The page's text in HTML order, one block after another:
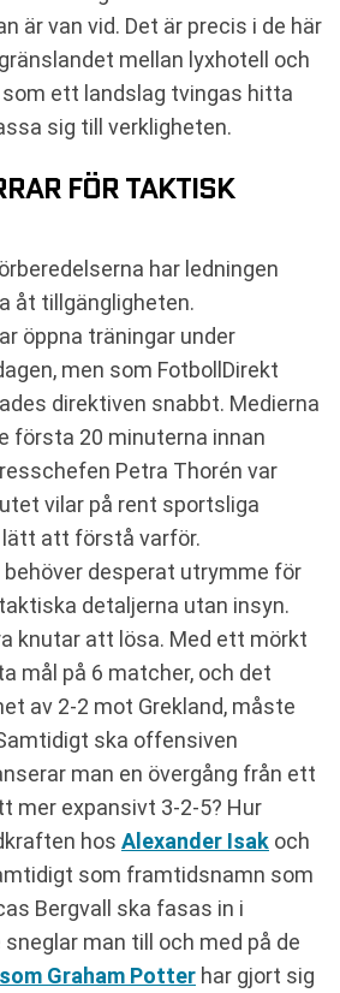
är van vid. Det är precis i de här
mellan lyxhotell och
ett landslag tvingas hitta
sig till verkligheten.
FÖR TAKTISK
har ledningen
åt tillgängligheten.
öppna träningar under
men som FotbollDirekt
direktiven snabbt. Medierna
första 20 minuterna innan
Petra Thorén var
vilar på rent sportsliga
lätt att förstå varför.
desperat utrymme för
detaljerna utan insyn.
knutar att lösa. Med ett mörkt
mål på 6 matcher, och det
av 2-2 mot Grekland, måste
ska offensiven
man en övergång från ett
mer expansivt 3-2-5? Hur
hos Alexander Isak och
som framtidsnamn som
Bergvall ska fasas in i
man till och med på de
Graham Potter har gjort sig